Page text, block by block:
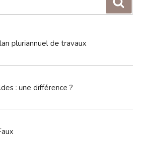
pluriannuel de travaux
: une différence ?